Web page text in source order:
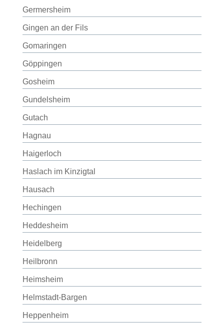
Germersheim
Gingen an der Fils
Gomaringen
Göppingen
Gosheim
Gundelsheim
Gutach
Hagnau
Haigerloch
Haslach im Kinzigtal
Hausach
Hechingen
Heddesheim
Heidelberg
Heilbronn
Heimsheim
Helmstadt-Bargen
Heppenheim